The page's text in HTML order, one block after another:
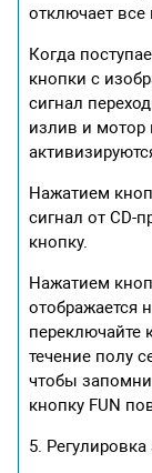
отключает
Когда
кнопки с
сигнал
излив и мотор
Нажатием
сигнал от CD-
кнопку.
Нажатием
отображается
переключайте
течение полу
чтобы
кнопку FUN
5. Регулировка